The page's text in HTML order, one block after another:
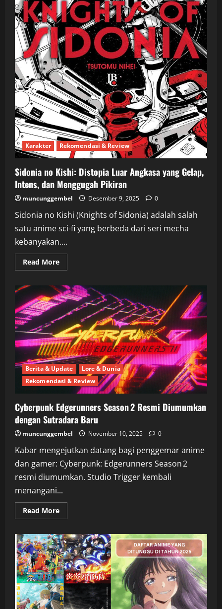
Karakter Rekomendasi & Review
Sidonia no Kishi: Distopia Luar Angkasa yang Gelap,
Intens, dan Menggugah Pikiran
muncunggembel Desember 9, 2025 0
Sidonia no Kishi (Knights of Sidonia) adalah salah
satu anime sci-fi yang berbeda dari seri mecha
kebanyakan....
Read MoreRead
more
no
Kishi:
Distopia
Luar
Angkasa
yang
Gelap,
Intens,
dan
Menggugah
Pikiran
Berita & Update
Lore & Dunia
Rekomendasi & Review
Cyberpunk Edgerunners Season 2 Resmi Diumumkan
dengan Sutradara Baru
muncunggembel November 10, 2025 0
Kabar mengejutkan datang bagi penggemar anime
dan gamer: Cyberpunk: Edgerunners Season 2
resmi diumumkan. Studio Trigger kembali
menangani...
Read MoreRead
more
Edgerunners
Season 2
Resmi
Diumumkan
dengan
Sutradara
Baru